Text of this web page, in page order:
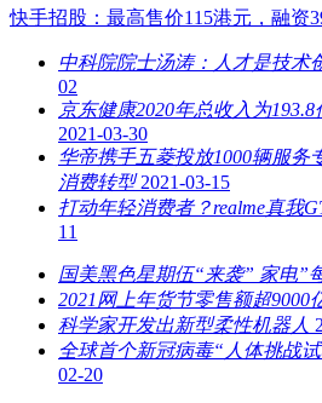
快手招股：最高售价115港元，融资
中科院院士汤涛：人才是技术
02
京东健康2020年总收入为
2021-03-30
华帝携手五菱投放1000辆服务
消费转型 2021-03-15
打动年轻消费者？realme真我
11
国美黑色星期伍“来袭” 家电”
2021网上年货节零售额超9000
科学家开发出新型柔性机器人
全球首个新冠病毒“人体挑战
02-20